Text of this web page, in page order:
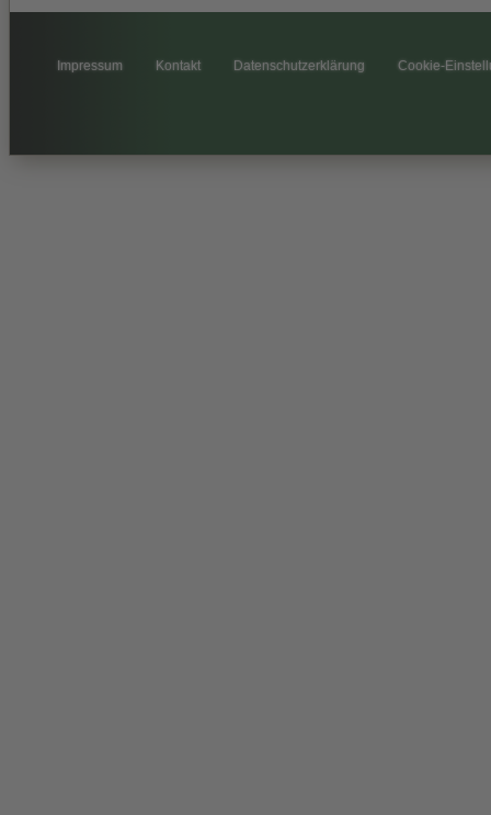
Impressum Kontakt Datenschutzerklärung Cookie-